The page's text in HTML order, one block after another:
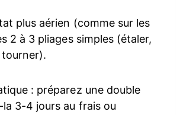
plus aérien (comme sur les
2 à 3 pliages simples (étaler,
: préparez une double
3-4 jours au frais ou